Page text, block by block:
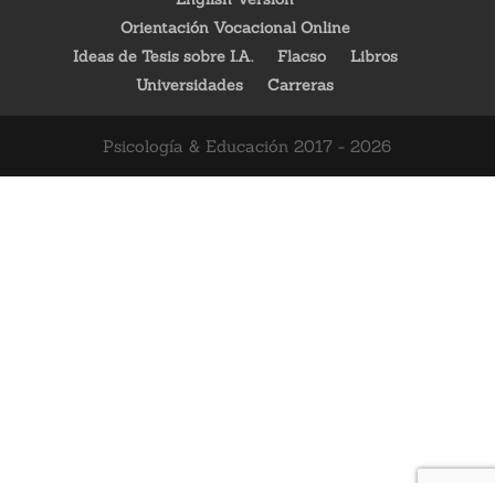
Orientación Vocacional Online
Ideas de Tesis sobre I.A.
Flacso
Libros
Universidades
Carreras
Psicología & Educación 2017 - 2026